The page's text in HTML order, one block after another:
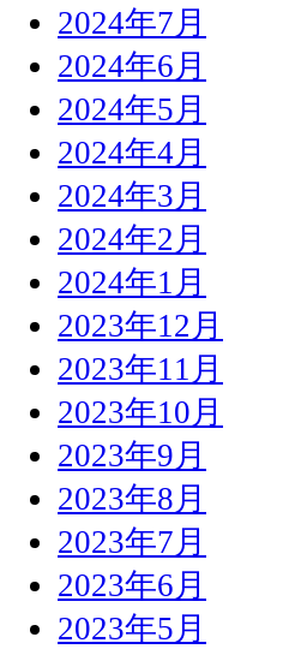
2024年7月
2024年6月
2024年5月
2024年4月
2024年3月
2024年2月
2024年1月
2023年12月
2023年11月
2023年10月
2023年9月
2023年8月
2023年7月
2023年6月
2023年5月